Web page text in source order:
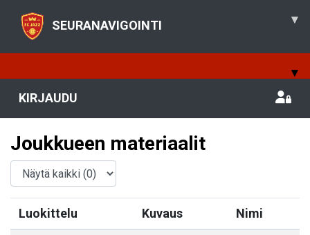
SEURANAVIGOINTI ▾
▾
KIRJAUDU
Joukkueen materiaalit
Luokittelu Kuvaus Nimi